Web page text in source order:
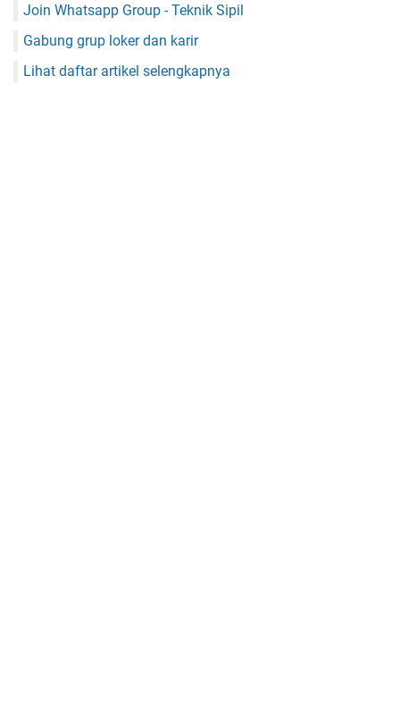
Join Whatsapp Group - Teknik Sipil
Gabung grup loker dan karir
Lihat daftar artikel selengkapnya